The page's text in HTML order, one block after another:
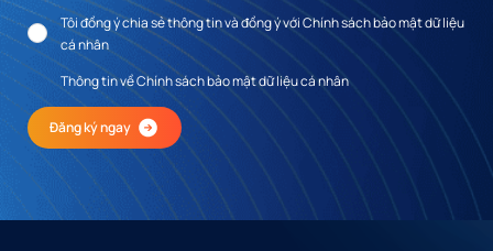
Tôi đồng ý chia sẻ thông tin và đồng ý với Chính sách bảo mật dữ liệu
cá nhân
Thông tin về Chính sách bảo mật dữ liệu cá nhân
Đăng ký ngay